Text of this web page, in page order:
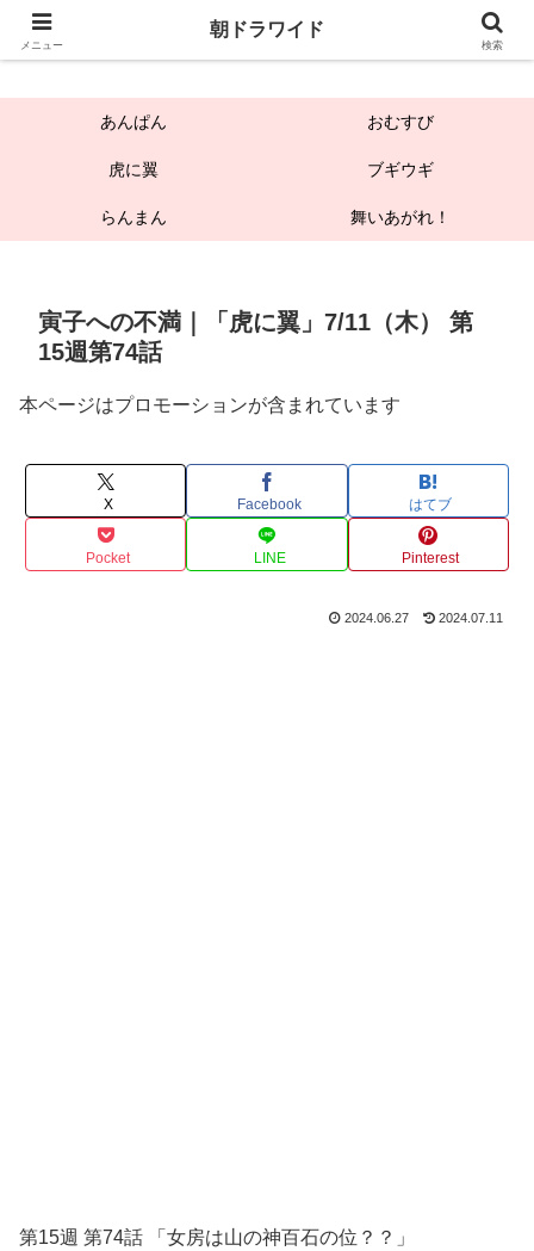
朝ドラワイド
あんぱん おむすび
虎に翼 ブギウギ
らんまん 舞いあがれ！
寅子への不満｜「虎に翼」7/11（木） 第
15週第74話
本ページはプロモーションが含まれています
X Facebook はてブ
Pocket LINE Pinterest
2024.06.27 2024.07.11
第15週 第74話 「女房は山の神百石の位？？」
メニュー
朝ドラワイド
検索